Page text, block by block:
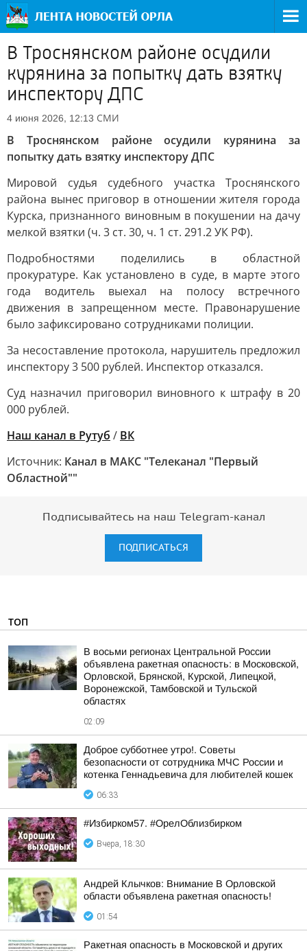
В Троснянском районе осудили
курянина за попытку дать взятку
инспектору ДПС
4 июня 2026, 12:13 СМИ
В Троснянском районе осудили курянина за
попытку дать взятку инспектору ДПС
Мировой судья судебного участка Троснянского
района вынес приговор в отношении жителя города
Курска, признанного виновным в покушении на дачу
мелкой взятки (ч. 3 ст. 30, ч. 1 ст. 291.2 УК РФ).
Подробностями поделились в областной
прокуратуре. Как установлено в суде, в марте этого
года водитель выехал на полосу встречного
движения в запрещенном месте. Правонарушение
было зафиксировано сотрудниками полиции.
За несоставление протокола, нарушитель предложил
инспектору 3 500 рублей. Инспектор отказался.
Суд назначил приговорил виновного к штрафу в 20
000 рублей.
Наш канал в Рутуб / ВК
Источник: Канал в МАКС "Телеканал "Первый
Областной""
Подписывайтесь на наш Telegram-канал
ПОДПИСАТЬСЯ
ТОП
В восьми регионах Центральной России
объявлена ракетная опасность: в Московской,
Орловской, Брянской, Курской, Липецкой,
Воронежской, Тамбовской и Тульской
областях
02:09
Доброе субботнее утро!. Советы
безопасности от сотрудника МЧС России и
котенка Геннадьевича для любителей кошек
06:33
#Избирком57. #ОрелОблизбирком
Вчера, 18:30
Андрей Клычков: Внимание В Орловской
области объявлена ракетная опасность!
01:54
Ракетная опасность в Московской и других